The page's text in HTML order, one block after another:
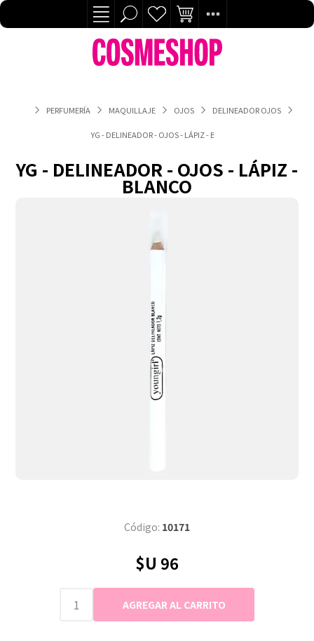
PERFUMERÍA MAQUILLAJE OJOS DELINEADOR OJOS
YG - DELINEADOR - OJOS - LÁPIZ - BLANCO
YG - DELINEADOR - OJOS - LÁPIZ -
BLANCO
Código: 10171
$U 96